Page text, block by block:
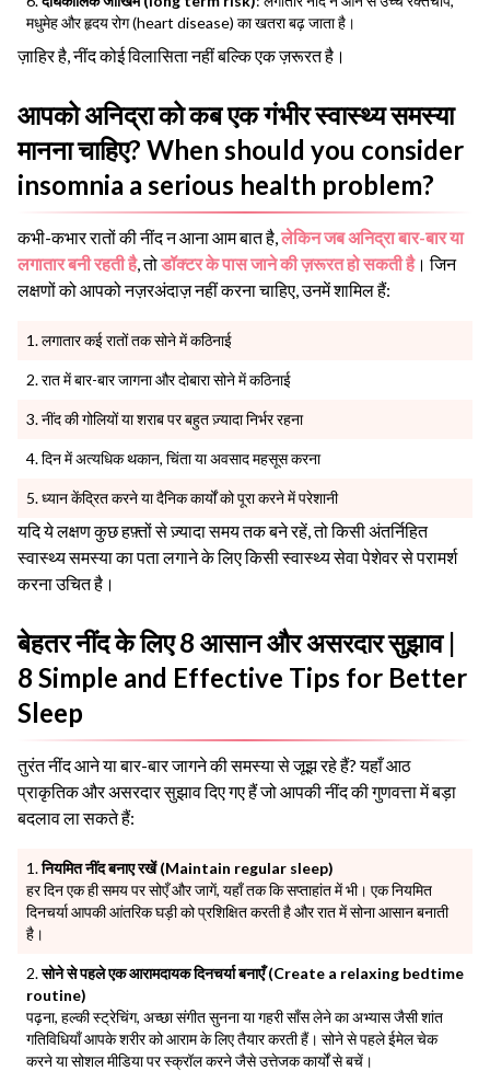
मधुमेह और हृदय रोग (heart disease) का खतरा बढ़ जाता है।
ज़ाहिर है, नींद कोई विलासिता नहीं बल्कि एक ज़रूरत है।
आपको अनिद्रा को कब एक गंभीर स्वास्थ्य समस्या
मानना ​​चाहिए? When should you consider
insomnia a serious health problem?
कभी-कभार रातों की नींद न आना आम बात है, लेकिन जब अनिद्रा बार-बार या
लगातार बनी रहती है, तोडॉक्टर के पास जाने की ज़रूरत हो सकती है। जिन
लक्षणों को आपको नज़रअंदाज़ नहीं करना चाहिए, उनमें शामिल हैं:
लगातार कई रातों तक सोने में कठिनाई
रात में बार-बार जागना और दोबारा सोने में कठिनाई
नींद की गोलियों या शराब पर बहुत ज़्यादा निर्भर रहना
दिन में अत्यधिक थकान, चिंता या अवसाद महसूस करना
ध्यान केंद्रित करने या दैनिक कार्यों को पूरा करने में परेशानी
यदि ये लक्षण कुछ हफ़्तों से ज़्यादा समय तक बने रहें, तो किसी अंतर्निहित
स्वास्थ्य समस्या का पता लगाने के लिए किसी स्वास्थ्य सेवा पेशेवर से परामर्श
करना उचित है।
बेहतर नींद के लिए 8 आसान और असरदार सुझाव |
8 Simple and Effective Tips for Better
Sleep
तुरंत नींद आने या बार-बार जागने की समस्या से जूझ रहे हैं? यहाँ आठ
प्राकृतिक और असरदार सुझाव दिए गए हैं जो आपकी नींद की गुणवत्ता में बड़ा
बदलाव ला सकते हैं:
नियमित नींद बनाए रखें (Maintain regular sleep)
हर दिन एक ही समय पर सोएँ और जागें, यहाँ तक कि सप्ताहांत में भी। एक नियमित
दिनचर्या आपकी आंतरिक घड़ी को प्रशिक्षित करती है और रात में सोना आसान बनाती
है।
सोने से पहले एक आरामदायक दिनचर्या बनाएँ (Create a relaxing bedtime
routine)
पढ़ना, हल्की स्ट्रेचिंग, अच्छा संगीत सुनना या गहरी साँस लेने का अभ्यास जैसी शांत
गतिविधियाँ आपके शरीर को आराम के लिए तैयार करती हैं। सोने से पहले ईमेल चेक
करने या सोशल मीडिया पर स्क्रॉल करने जैसे उत्तेजक कार्यों से बचें।